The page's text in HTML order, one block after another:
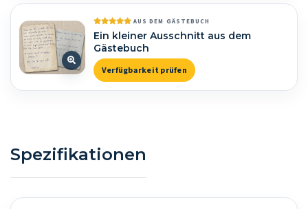
AUS DEM GÄSTEBUCH
Ein kleiner Ausschnitt aus dem
Gästebuch
Verfügbarkeit prüfen
Spezifikationen